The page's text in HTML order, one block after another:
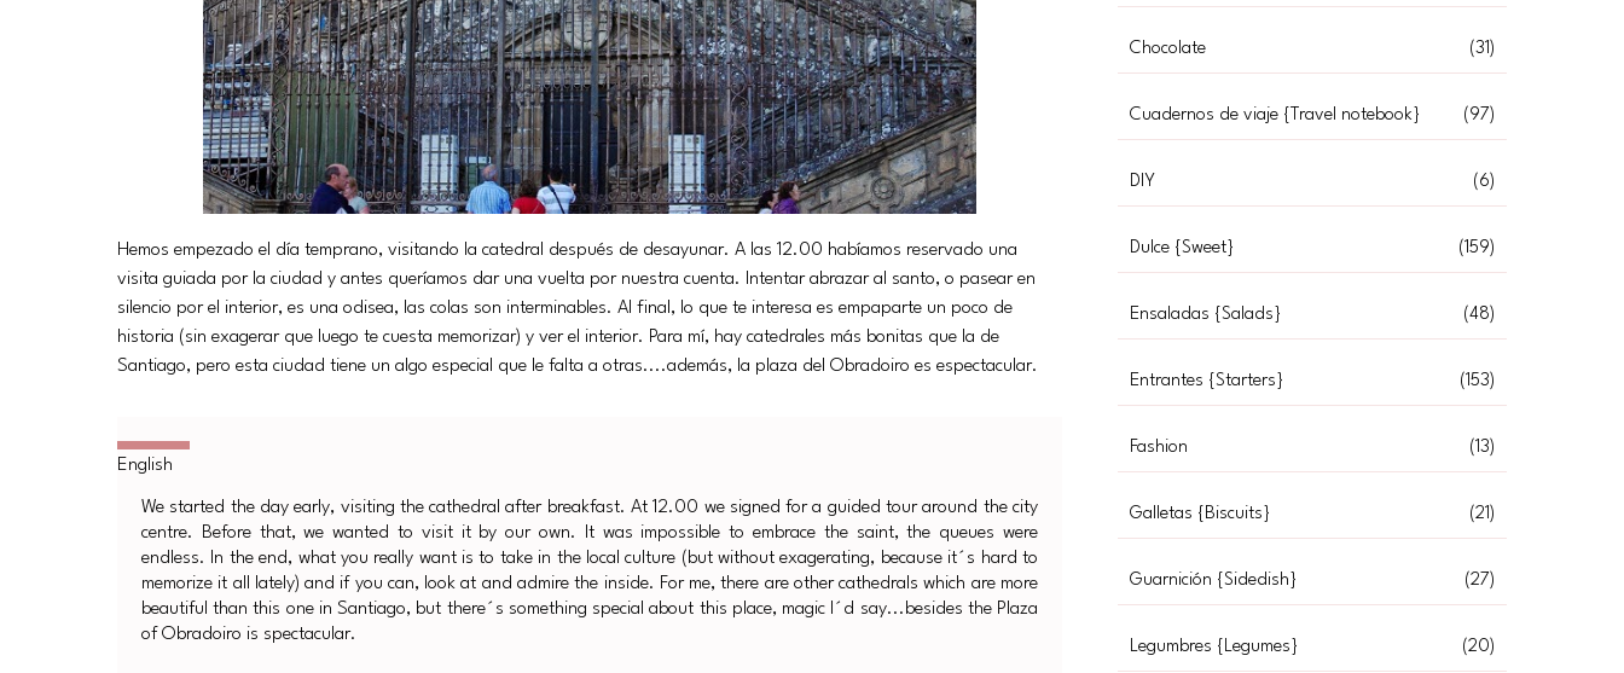
Hemos empezado el día temprano, visitando la catedral después de desayunar. A las 12.00 habíamos reservado una
visita guiada por la ciudad y antes queríamos dar una vuelta por nuestra cuenta. Intentar abrazar al santo, o pasear en
silencio por el interior, es una odisea, las colas son interminables. Al final, lo que te interesa es empaparte un poco de
historia (sin exagerar que luego te cuesta memorizar) y ver el interior. Para mí, hay catedrales más bonitas que la de
Santiago, pero esta ciudad tiene un algo especial que le falta a otras....además, la plaza del Obradoiro es espectacular.
We started the day early, visiting the cathedral after breakfast. At 12.00 we signed for a guided tour around the city
centre. Before that, we wanted to visit it by our own. It was impossible to embrace the saint, the queues were
endless. In the end, what you really want is to take in the local culture (but without exagerating, because it´s hard to
memorize it all lately) and if you can, look at and admire the inside. For me, there are other cathedrals which are more
beautiful than this one in Santiago, but there´s something special about this place, magic I´d say...besides the Plaza
of Obradoiro is spectacular.
Chocolate (31)
Cuadernos de viaje {Travel notebook} (97)
DIY (6)
Dulce {Sweet} (159)
Ensaladas {Salads} (48)
Entrantes {Starters} (153)
Fashion (13)
Galletas {Biscuits} (21)
Guarnición {Sidedish} (27)
Legumbres {Legumes} (20)